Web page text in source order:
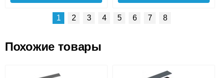
Конвектор ITT.080.200.1300 Конвектор ITT.080.200.1000
1 2 3 4 5 6 7 8
Похожие товары